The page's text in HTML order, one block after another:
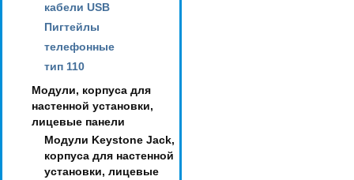
кабели USB
Пигтейлы
телефонные
тип 110
Модули, корпуса для
настенной установки,
лицевые панели
Модули Keystone Jack,
корпуса для настенной
установки, лицевые